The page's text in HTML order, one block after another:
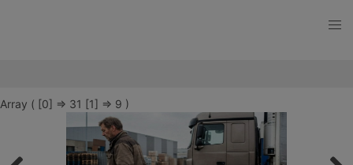
Array ( [0] => 31 [1] => 9 )